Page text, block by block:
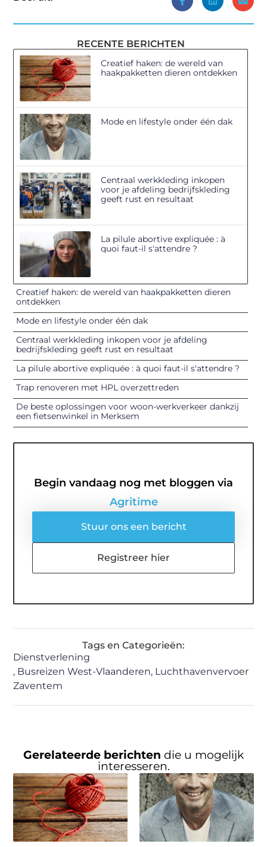
RECENTE BERICHTEN
Creatief haken: de wereld van
haakpakketten dieren ontdekken
Mode en lifestyle onder één dak
Centraal werkkleding inkopen
voor je afdeling bedrijfskleding
geeft rust en resultaat
La pilule abortive expliquée : à
quoi faut-il s'attendre ?
Creatief haken: de wereld van haakpakketten dieren
ontdekken
Mode en lifestyle onder één dak
Centraal werkkleding inkopen voor je afdeling
bedrijfskleding geeft rust en resultaat
La pilule abortive expliquée : à quoi faut-il s'attendre ?
Trap renoveren met HPL overzettreden
De beste oplossingen voor woon-werkverkeer dankzij
een fietsenwinkel in Merksem
Begin vandaag nog met bloggen via
Agritime
Stuur ons een bericht
Registreer hier
Tags en Categorieën:
Dienstverlening
, Busreizen West-Vlaanderen, Luchthavenvervoer
Zaventem
Gerelateerde berichten die u mogelijk
interesseren.